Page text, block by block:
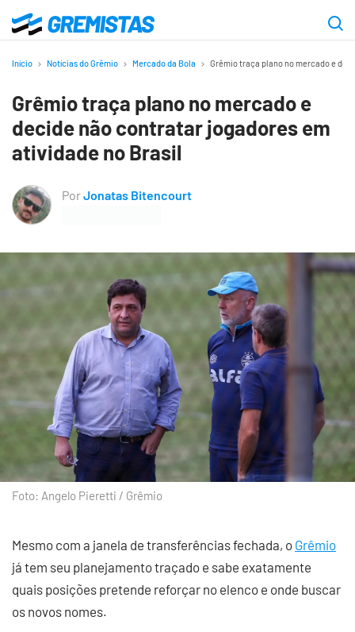
para
principal
Gremistas
Início Notícias do Grêmio Mercado da Bola Grêmio traça plano no mercado e
Grêmio traça plano no mercado e
decide não contratar jogadores em
atividade no Brasil
PorJonatas Bitencourt
Foto: Angelo Pieretti / Grêmio
Mesmo com a janela de transferências fechada, o Grêmio
já tem seu planejamento traçado e sabe exatamente
quais posições pretende reforçar no elenco e onde buscar
os novos nomes.